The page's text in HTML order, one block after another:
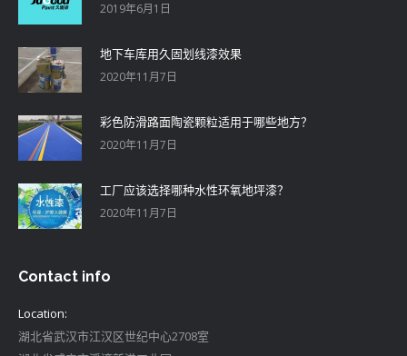
2019年6月1日
地下车库用久固划线漆效果
2020年11月7日
彩色防滑路面陶瓷颗粒适用于哪些地方？
2020年11月7日
工厂应该选择哪种水性环氧地坪漆？
2020年11月7日
Contact info
Location:
湖北省武汉市江汉区世纪中心2708室